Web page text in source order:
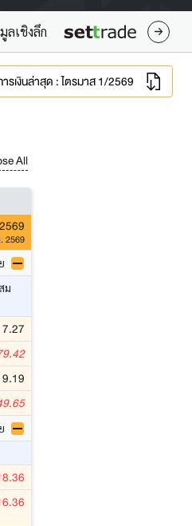
ลเชิงลึก
รเงินล่าสุด : ไตรมาส 1/2569
All
2569
ม